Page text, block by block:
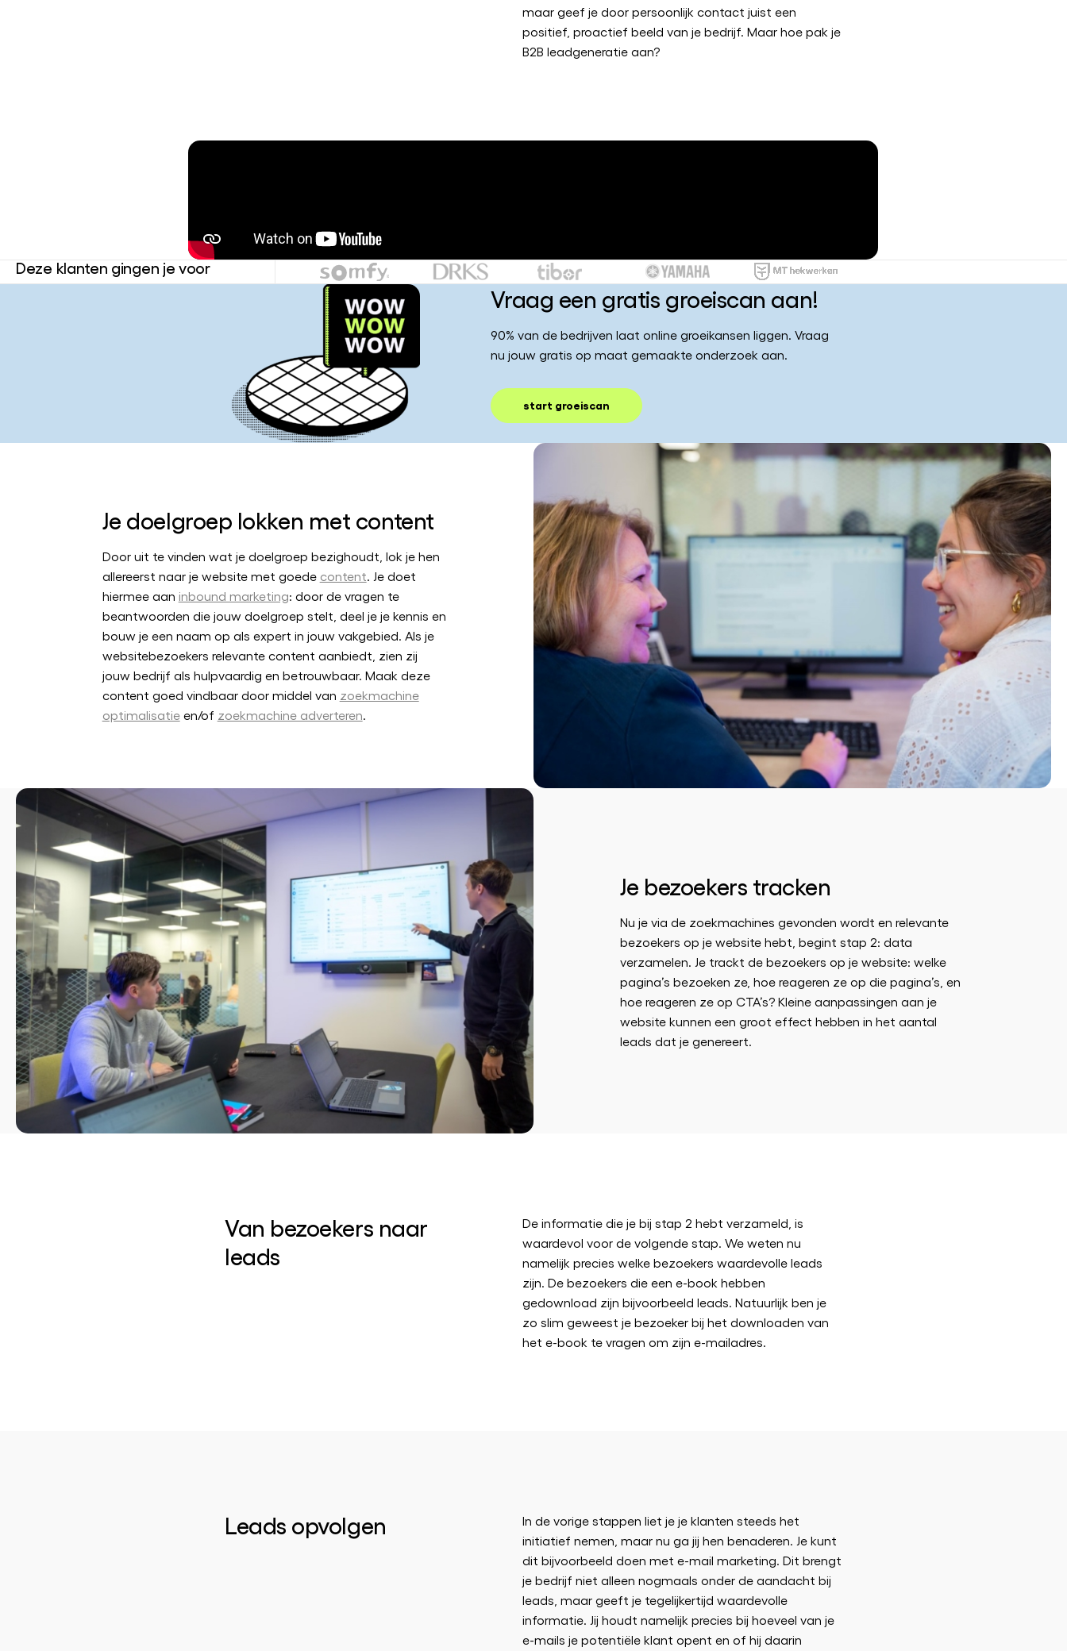
maar geef je door persoonlijk contact juist een
positief, proactief beeld van je bedrijf. Maar hoe pak je
B2B leadgeneratie aan?
Deze klanten gingen je voor
Vraag een gratis groeiscan aan!
90% van de bedrijven laat online groeikansen liggen. Vraag
nu jouw gratis op maat gemaakte onderzoek aan.
start groeiscan
Je doelgroep lokken met content
Door uit te vinden wat je doelgroep bezighoudt, lok je hen
allereerst naar je website met goede content. Je doet
hiermee aan inbound marketing: door de vragen te
beantwoorden die jouw doelgroep stelt, deel je je kennis en
bouw je een naam op als expert in jouw vakgebied. Als je
websitebezoekers relevante content aanbiedt, zien zij
jouw bedrijf als hulpvaardig en betrouwbaar. Maak deze
content goed vindbaar door middel van zoekmachine
optimalisatieen/of zoekmachine adverteren.
Je bezoekers tracken
Nu je via de zoekmachines gevonden wordt en relevante
bezoekers op je website hebt, begint stap 2: data
verzamelen. Je trackt de bezoekers op je website: welke
pagina’s bezoeken ze, hoe reageren ze op die pagina’s, en
hoe reageren ze op CTA’s? Kleine aanpassingen aan je
website kunnen een groot effect hebben in het aantal
leads dat je genereert.
Van bezoekers naar
leads
De informatie die je bij stap 2 hebt verzameld, is
waardevol voor de volgende stap. We weten nu
namelijk precies welke bezoekers waardevolle leads
zijn. De bezoekers die een e-book hebben
gedownload zijn bijvoorbeeld leads. Natuurlijk ben je
zo slim geweest je bezoeker bij het downloaden van
het e-book te vragen om zijn e-mailadres.
Leads opvolgen
In de vorige stappen liet je je klanten steeds het
initiatief nemen, maar nu ga jij hen benaderen. Je kunt
dit bijvoorbeeld doen met e-mail marketing. Dit brengt
je bedrijf niet alleen nogmaals onder de aandacht bij
leads, maar geeft je tegelijkertijd waardevolle
informatie. Jij houdt namelijk precies bij hoeveel van je
e-mails je potentiële klant opent en of hij daarin